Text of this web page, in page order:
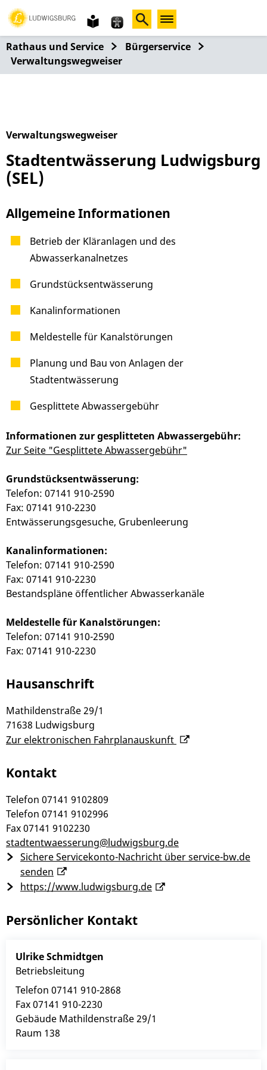
Gebärdensprache
leichte
Sprache
Rathaus und Service
Bürgerservice
Verwaltungswegweiser
Verwaltungswegweiser
Stadtentwässerung Ludwigsburg
(SEL)
Allgemeine Informationen
Betrieb der Kläranlagen und des
Abwasserkanalnetzes
Grundstücksentwässerung
Kanalinformationen
Meldestelle für Kanalstörungen
Planung und Bau von Anlagen der
Stadtentwässerung
Gesplittete Abwassergebühr
Informationen zur gesplitteten Abwassergebühr:
Zur Seite "Gesplittete Abwassergebühr"
Grundstücksentwässerung:
Telefon: 07141 910-2590
Fax: 07141 910-2230
Entwässerungsgesuche, Grubenleerung
Kanalinformationen:
Telefon: 07141 910-2590
Fax: 07141 910-2230
Bestandspläne öffentlicher Abwasserkanäle
Meldestelle für Kanalstörungen:
Telefon: 07141 910-2590
Fax: 07141 910-2230
Hausanschrift
Mathildenstraße 29/1
71638 Ludwigsburg
Zur elektronischen Fahrplanauskunft
Kontakt
Telefon 07141 9102809
Telefon 07141 9102996
Fax07141 9102230
stadtentwaesserung@ludwigsburg.de
Sichere Servicekonto-Nachricht über service-bw.de
senden
https://www.ludwigsburg.de
Persönlicher Kontakt
UlrikeSchmidtgen
Betriebsleitung
Telefon 07141 910-2868
Fax07141 910-2230
Gebäude Mathildenstraße 29/1
Raum 138